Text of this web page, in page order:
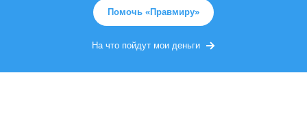
Помочь «Правмиру»
На что пойдут мои деньги